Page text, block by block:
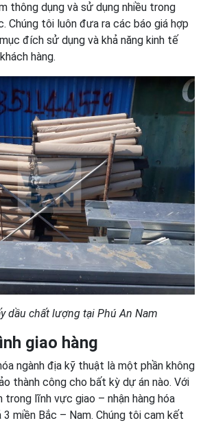
thông dụng và sử dụng nhiều trong
Chúng tôi luôn đưa ra các báo giá hợp
đích sử dụng và khả năng kinh tế
hàng.
dầu chất lượng tại Phú An Nam
giao hàng
ngành địa kỹ thuật là một phần không
thành công cho bất kỳ dự án nào. Với
trong lĩnh vực giao – nhận hàng hóa
3 miền Bắc – Nam. Chúng tôi cam kết